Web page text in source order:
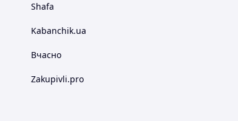
Shafa
Kabanchik.ua
Вчасно
Zakupivli.pro